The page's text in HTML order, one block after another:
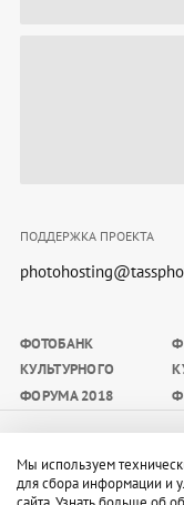
Мы используем
для сбора информации и
участникам
ПОДДЕРЖКА ПРОЕКТА
ФОТОБАНК
КУЛЬТУРНОГО
ФОРУМА 2018